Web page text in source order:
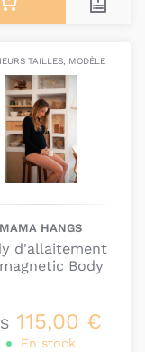
TAILLES, MODÈLE
MAMA HANGS
d'allaitement
Body
115,00 €
En stock